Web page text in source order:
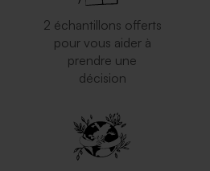
2 échantillons offerts
pour vous aider à
prendre une
décision